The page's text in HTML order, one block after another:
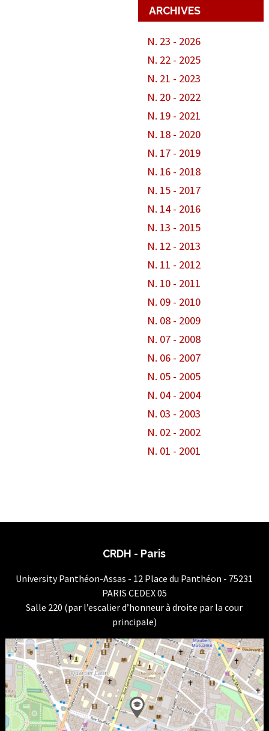
ARCHIVES
N. 23 - 2026
N. 22 - 2025
N. 21 - 2023
N. 20 - 2022
N. 19 - 2021
N. 18 - 2020
N. 17 - 2019
N. 16 - 2018
N. 15 - 2017
N. 14 - 2016
N. 13 - 2015
N. 12 - 2013
N. 11 - 2012
N. 10 - 2011
N. 09 - 2010
N. 08 - 2009
N. 07 - 2008
N. 06 - 2007
N. 05 - 2005
N. 04 - 2004
N. 03 - 2003
N. 02 - 2002
N. 01 - 2001
CRDH - Paris
University Panthéon-Assas - 12 Place du Panthéon - 75231
PARIS CEDEX 05
Salle 220 (par l’escalier d’honneur à droite par la cour
principale)